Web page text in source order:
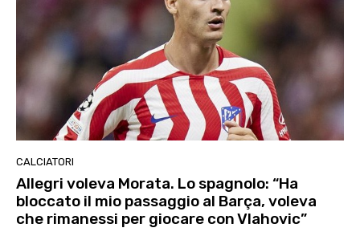
CALCIATORI
Allegri voleva Morata. Lo spagnolo: “Ha
bloccato il mio passaggio al Barça, voleva
che rimanessi per giocare con Vlahovic”